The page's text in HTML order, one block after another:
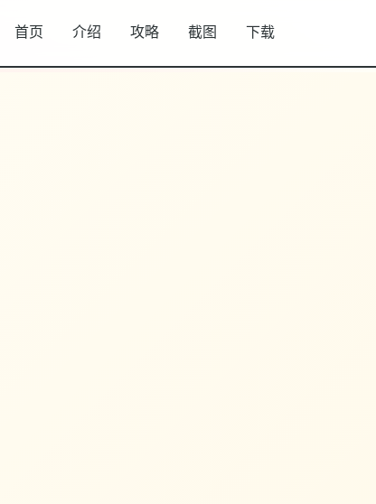
首页 介绍 攻略 截图 下载